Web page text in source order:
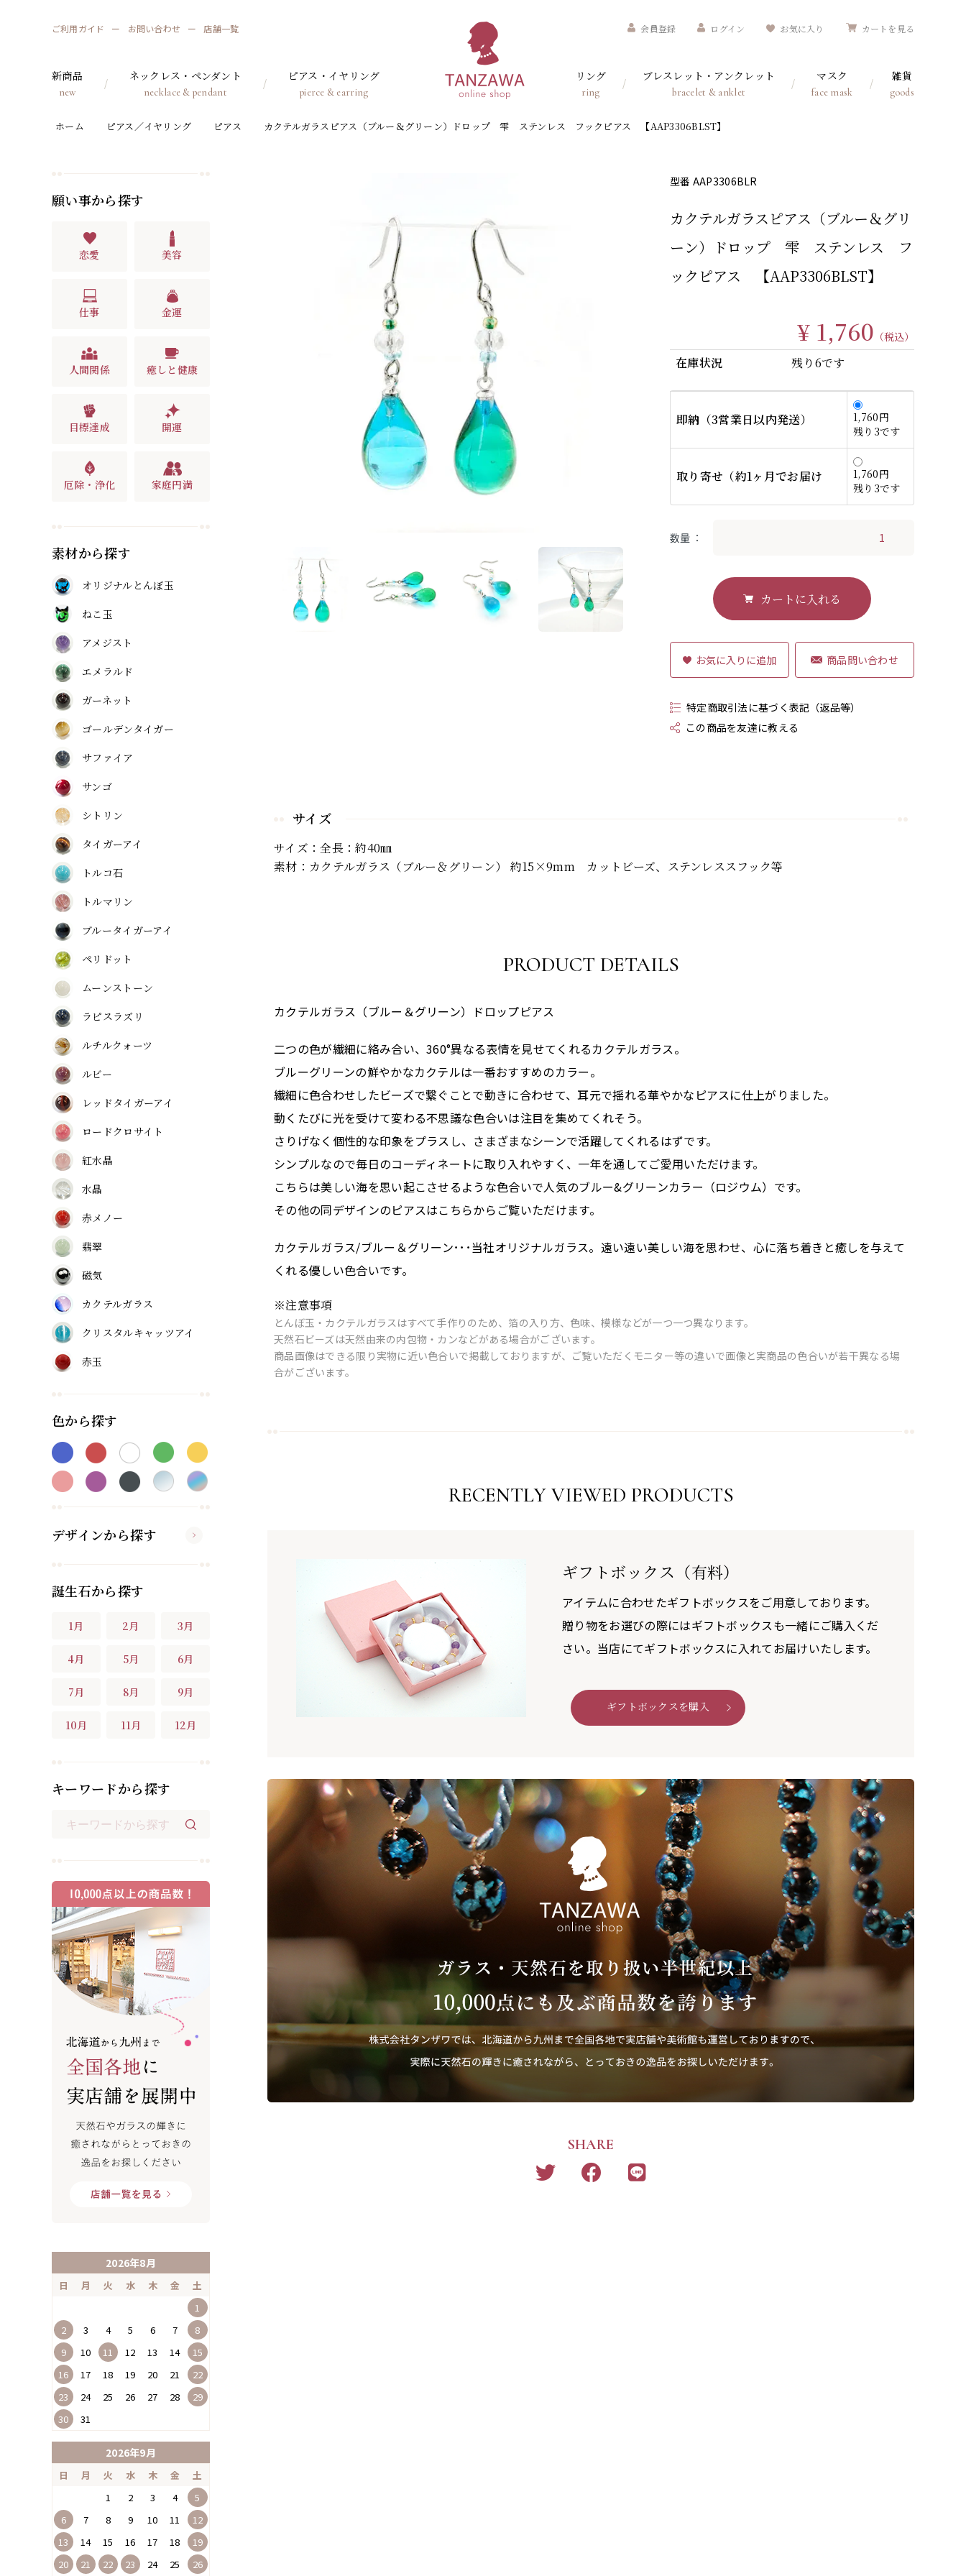
ご利用ガイド お問い合わせ 店舗一覧 会員登録 ログイン お気に入り カートを見る
新商品
new
ネックレス・ペンダント
necklace & pendant
ピアス・イヤリング
pierce & earring
リング
ring
ブレスレット・アンクレット
bracelet & anklet
マスク
face mask
雑貨
goods
ホーム ピアス／イヤリング ピアス カクテルガラスピアス（ブルー＆グリーン）ドロップ 雫 ステンレス フックピアス 【AAP3306BLST】
型番 AAP3306BLR
カクテルガラスピアス（ブルー＆グリ
ーン）ドロップ 雫 ステンレス フ
ックピアス 【AAP3306BLST】
¥ 1,760 （税込）
在庫状況 残り6です
即納（3営業日以内発送）
1,760円
残り3です
取り寄せ（約1ヶ月でお届け
1,760円
残り3です
数量
カートに入れる
商品問い合わせ
特定商取引法に基づく表記（返品等）
この商品を友達に教える
サイズ
サイズ：全長：約40㎜
素材：カクテルガラス（ブルー＆グリーン） 約15×9mm カットビーズ、ステンレススフック等
PRODUCT DETAILS
カクテルガラス（ブルー＆グリーン）ドロップピアス
二つの色が繊細に絡み合い、360°異なる表情を見せてくれるカクテルガラス。
ブルーグリーンの鮮やかなカクテルは一番おすすめのカラー。
繊細に色合わせしたビーズで繋ぐことで動きに合わせて、耳元で揺れる華やかなピアスに仕上がりました。
動くたびに光を受けて変わる不思議な色合いは注目を集めてくれそう。
さりげなく個性的な印象をプラスし、さまざまなシーンで活躍してくれるはずです。
シンプルなので毎日のコーディネートに取り入れやすく、一年を通してご愛用いただけます。
こちらは美しい海を思い起こさせるような色合いで人気のブルー&グリーンカラー（ロジウム）です。
その他の同デザインのピアスはこちらからご覧いただけます。
カクテルガラス/ブルー＆グリーン･･･当社オリジナルガラス。遠い遠い美しい海を思わせ、心に落ち着きと癒しを与えて
くれる優しい色合いです。
※注意事項
とんぼ玉・カクテルガラスはすべて手作りのため、箔の入り方、色味、模様などが一つ一つ異なります。
天然石ビーズは天然由来の内包物・カンなどがある場合がございます。
商品画像はできる限り実物に近い色合いで掲載しておりますが、ご覧いただくモニター等の違いで画像と実商品の色合いが若干異なる場
合がございます。
RECENTLY VIEWED PRODUCTS
ギフトボックス（有料）
アイテムに合わせたギフトボックスをご用意しております。
贈り物をお選びの際にはギフトボックスも一緒にご購入くだ
さい。当店にてギフトボックスに入れてお届けいたします。
ギフトボックスを購入
SHARE
願い事から探す
恋愛 美容
仕事 金運
人間関係 癒しと健康
目標達成 開運
厄除・浄化 家庭円満
素材から探す
オリジナルとんぼ玉
ねこ玉
アメジスト
エメラルド
ガーネット
ゴールデンタイガー
サファイア
サンゴ
シトリン
タイガーアイ
トルコ石
トルマリン
ブルータイガーアイ
ペリドット
ムーンストーン
ラピスラズリ
ルチルクォーツ
ルビー
レッドタイガーアイ
ロードクロサイト
紅水晶
水晶
赤メノー
翡翠
磁気
カクテルガラス
クリスタルキャッツアイ
赤玉
色から探す
デザインから探す
誕生石から探す
1月 2月 3月
4月 5月 6月
7月 8月 9月
10月 11月 12月
キーワードから探す
2026年8月
日 月 火 水 木 金
土
1
2
3 4 5 6 7
8
9
10 11 12 13 14
15
16
17 18 19 20 21
22
23
24 25 26 27 28
29
30
31
2026年9月
日 月 火 水 木 金
土
1
2 3 4
5
6
7 8 9 10 11
12
13
14 15 16 17 18
19
20
21 22 23 24 25 26